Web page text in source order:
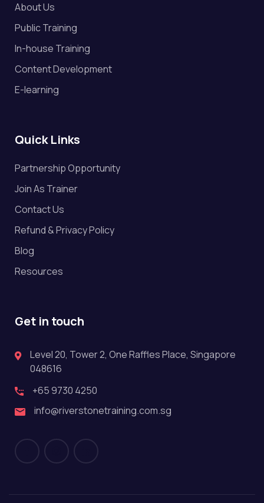
About Us
Public Training
In-house Training
Content Development
E-learning
Quick Links
Partnership Opportunity
Join As Trainer
Contact Us
Refund & Privacy Policy
Blog
Resources
Get in touch
Level 20, Tower 2, One Raffles Place, Singapore
048616
+65 9730 4250
info@riverstonetraining.com.sg